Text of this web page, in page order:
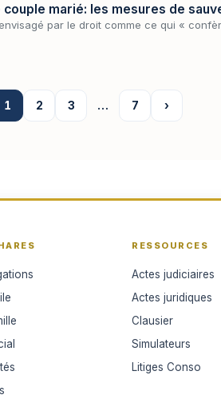
marié: les mesures de
par le droit comme ce qui «
1 2 3 … 7 ›
RESSOURCES
Actes judiciaires
Actes juridiques
Clausier
Simulateurs
Litiges Conso